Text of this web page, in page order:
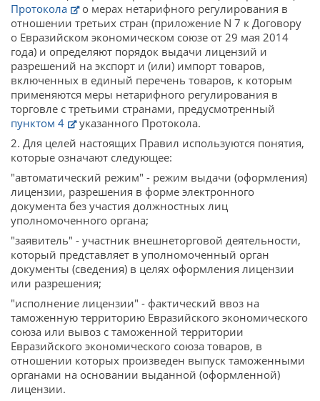
Протокола
о мерах нетарифного регулирования в
отношении третьих стран (приложение N 7 к Договору
о Евразийском экономическом союзе от 29 мая 2014
года) и определяют порядок выдачи лицензий и
разрешений на экспорт и (или) импорт товаров,
включенных в единый перечень товаров, к которым
применяются меры нетарифного регулирования в
торговле с третьими странами, предусмотренный
пунктом 4
указанного Протокола.
2. Для целей настоящих Правил используются понятия,
которые означают следующее:
"автоматический режим" - режим выдачи (оформления)
лицензии, разрешения в форме электронного
документа без участия должностных лиц
уполномоченного органа;
"заявитель" - участник внешнеторговой деятельности,
который представляет в уполномоченный орган
документы (сведения) в целях оформления лицензии
или разрешения;
"исполнение лицензии" - фактический ввоз на
таможенную территорию Евразийского экономического
союза или вывоз с таможенной территории
Евразийского экономического союза товаров, в
отношении которых произведен выпуск таможенными
органами на основании выданной (оформленной)
лицензии.